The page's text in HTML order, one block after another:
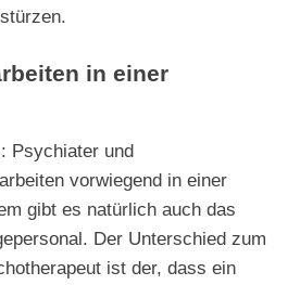
in einer
Psychiater und
vorwiegend in einer
gibt es natürlich auch das
Der Unterschied zum
ist der, dass ein